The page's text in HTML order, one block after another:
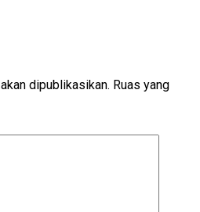
dipublikasikan. Ruas yang